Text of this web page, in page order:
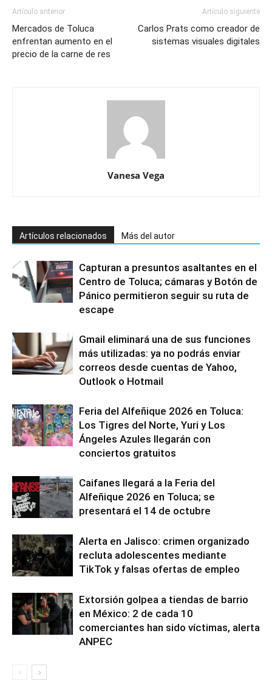
Artículo anterior
Mercados de Toluca
enfrentan aumento en el
precio de la carne de res
Artículo siguiente
Carlos Prats como creador de
sistemas visuales digitales
Vanesa Vega
Artículos relacionados Más del autor
Capturan a presuntos asaltantes en el
Centro de Toluca; cámaras y Botón de
Pánico permitieron seguir su ruta de
escape
Gmail eliminará una de sus funciones
más utilizadas: ya no podrás enviar
correos desde cuentas de Yahoo,
Outlook o Hotmail
Feria del Alfeñique 2026 en Toluca:
Los Tigres del Norte, Yuri y Los
Ángeles Azules llegarán con
conciertos gratuitos
Caifanes llegará a la Feria del
Alfeñique 2026 en Toluca; se
presentará el 14 de octubre
Alerta en Jalisco: crimen organizado
recluta adolescentes mediante
TikTok y falsas ofertas de empleo
Extorsión golpea a tiendas de barrio
en México: 2 de cada 10
comerciantes han sido víctimas, alerta
ANPEC